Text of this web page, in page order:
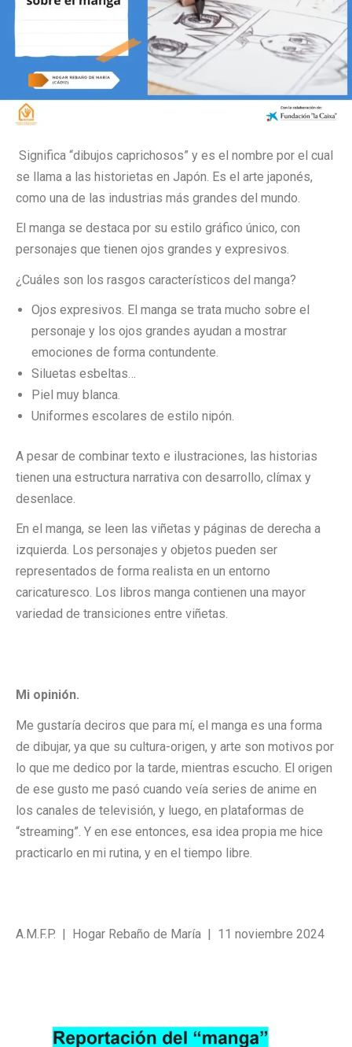
Significa “dibujos caprichosos” y es el nombre por el cual
se llama a las historietas en Japón. Es el arte japonés,
como una de las industrias más grandes del mundo.
El manga se destaca por su estilo gráfico único, con
personajes que tienen ojos grandes y expresivos.
¿Cuáles son los rasgos característicos del manga?
Ojos expresivos. El manga se trata mucho sobre el
personaje y los ojos grandes ayudan a mostrar
emociones de forma contundente.
Siluetas esbeltas…
Piel muy blanca.
Uniformes escolares de estilo nipón.
A pesar de combinar texto e ilustraciones, las historias
tienen una estructura narrativa con desarrollo, clímax y
desenlace.
En el manga, se leen las viñetas y páginas de derecha a
izquierda. Los personajes y objetos pueden ser
representados de forma realista en un entorno
caricaturesco. Los libros manga contienen una mayor
variedad de transiciones entre viñetas.
Mi opinión.
Me gustaría deciros que para mí, el manga es una forma
de dibujar, ya que su cultura-origen, y arte son motivos por
lo que me dedico por la tarde, mientras escucho. El origen
de ese gusto me pasó cuando veía series de anime en
los canales de televisión, y luego, en plataformas de
“streaming”. Y en ese entonces, esa idea propia me hice
practicarlo en mi rutina, y en el tiempo libre.
A.M.F.P. | Hogar Rebaño de María | 11 noviembre 2024